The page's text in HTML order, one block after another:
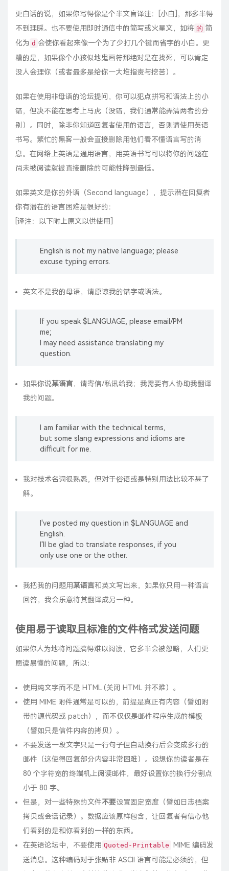
更白话的说，如果你写得像是个半文盲译注：[小白 ]，那多半得
不到理睬。也不要使用即时通信中的简写或火星文，如将 的 简
化为 d 会使你看起来像一个为了少打几个键而省字的小白。更
糟的是，如果像个小孩似地鬼画符那绝对是在找死，可以肯定
没人会理你（或者最多是给你一大堆指责与挖苦）。
如果在使用非母语的论坛提问，你可以犯点拼写和语法上的小
错，但决不能在思考上马虎（没错，我们通常能弄清两者的分
别）。同时，除非你知道回复者使用的语言，否则请使用英语
书写。繁忙的黑客一般会直接删除用他们看不懂语言写的消
息。在网络上英语是通用语言，用英语书写可以将你的问题在
尚未被阅读就被直接删除的可能性降到最低。
如果英文是你的外语（Second language），提示潜在回复者
你有潜在的语言困难是很好的：
[译注：以下附上原文以供使用]
English is not my native language; please
excuse typing errors.
英文不是我的母语，请原谅我的错字或语法。
If you speak $LANGUAGE, please email/PM
me;
I may need assistance translating my
question.
如果你说某语言，请寄信/私讯给我；我需要有人协助我翻译
我的问题。
I am familiar with the technical terms,
but some slang expressions and idioms are
difficult for me.
我对技术名词很熟悉，但对于俗语或是特别用法比较不甚了
解。
I've posted my question in $LANGUAGE and
English.
I'll be glad to translate responses, if you
only use one or the other.
我把我的问题用某语言和英文写出来，如果你只用一种语言
回答，我会乐意将其翻译成另一种。
使用易于读取且标准的文件格式发送问题
如果你人为地将问题搞得难以阅读，它多半会被忽略，人们更
愿读易懂的问题，所以：
使用纯文字而不是 HTML (关闭 HTML 并不难）。
使用 MIME 附件通常是可以的，前提是真正有内容（譬如附
带的源代码或 patch），而不仅仅是邮件程序生成的模板
（譬如只是信件内容的拷贝）。
不要发送一段文字只是一行句子但自动换行后会变成多行的
邮件（这使得回复部分内容非常困难）。设想你的读者是在
80 个字符宽的终端机上阅读邮件，最好设置你的换行分割点
小于 80 字。
但是，对一些特殊的文件不要设置固定宽度（譬如日志档案
拷贝或会话记录）。数据应该原样包含，让回复者有信心他
们看到的是和你看到的一样的东西。
在英语论坛中，不要使用 Quoted-Printable
MIME 编码发
送消息。这种编码对于张贴非 ASCII 语言可能是必须的，但